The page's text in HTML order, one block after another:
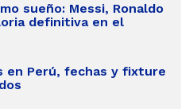
sueño: Messi, Ronaldo
definitiva en el
en Perú, fechas y fixture